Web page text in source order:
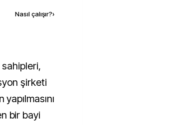
Nasıl çalışır?›
şirketi
yapılmasını
bir bayi